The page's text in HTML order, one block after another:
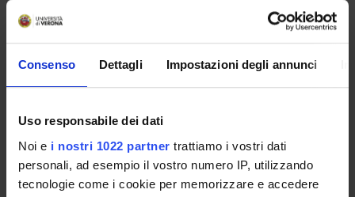
Consenso Dettagli Impostazioni degli annunci
Uso responsabile dei dati
Noi e i nostri 1022 partner trattiamo i vostri dati
personali, ad esempio il vostro numero IP, utilizzando
tecnologie come i cookie per memorizzare e accedere
GOVERNANCE
COMMISSIONI
UFFICI E STRUTTURE DI SERVIZIO
SERVIZI DI SEGRETERIA STUDENTI